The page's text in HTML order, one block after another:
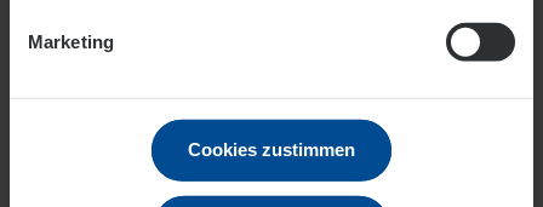
Marketing
Cookies zustimmen
deckeln Sie den Preis über die gesamte Vertragslaufzeit
und gewinnen gleichzeitig Planungssichereit.